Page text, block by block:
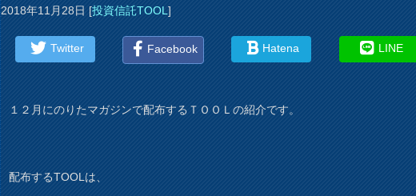
2018年11月28日[投資信託TOOL]
Twitter Facebook Hatena LINE
１２月にのりたマガジンで配布するＴＯＯＬの紹介です。
配布するTOOLは、